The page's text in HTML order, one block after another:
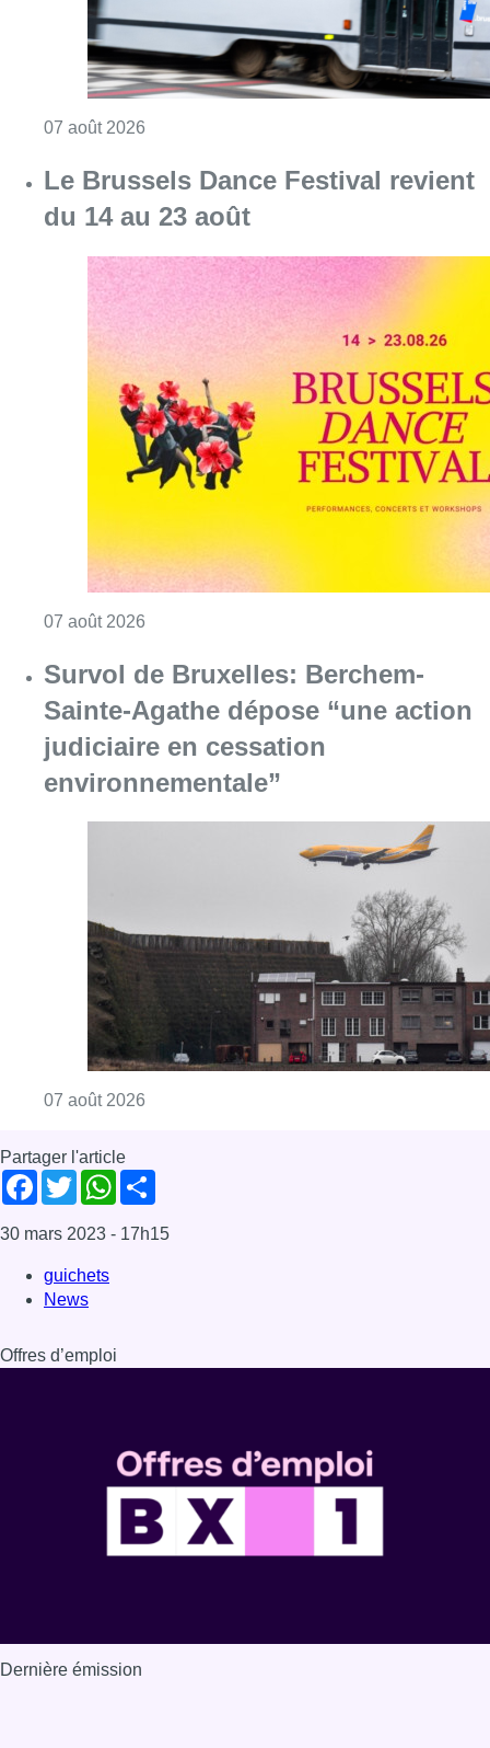
07 août 2026
Le Brussels Dance Festival revient
du 14 au 23 août
07 août 2026
Survol de Bruxelles: Berchem-
Sainte-Agathe dépose “une action
judiciaire en cessation
environnementale”
07 août 2026
Partager l'article
Facebook
TwitterWhatsApp
30 mars 2023 - 17h15
guichets
News
Offres d’emploi
Dernière émission